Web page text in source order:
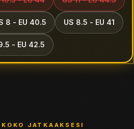
8 - EU 40.5 US 8.5 - EU 41
- EU 42.5
KOKO JATKAAKSESI